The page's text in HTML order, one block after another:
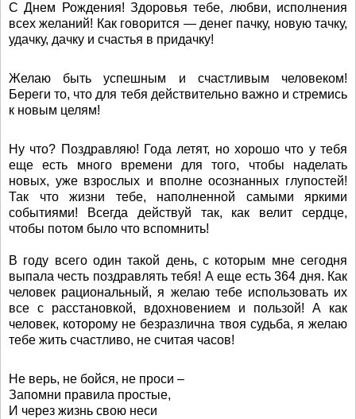
С Днем Рождения! Здоровья тебе, любви, исполнения
всех желаний! Как говорится — денег пачку, новую тачку,
удачку, дачку и счастья в придачку!
Желаю быть успешным и счастливым человеком!
Береги то, что для тебя действительно важно и стремись
к новым целям!
Ну что? Поздравляю! Года летят, но хорошо что у тебя
еще есть много времени для того, чтобы наделать
новых, уже взрослых и вполне осознанных глупостей!
Так что жизни тебе, наполненной самыми яркими
событиями! Всегда действуй так, как велит сердце,
чтобы потом было что вспомнить!
В году всего один такой день, с которым мне сегодня
выпала честь поздравлять тебя! А еще есть 364 дня. Как
человек рациональный, я желаю тебе использовать их
все с расстановкой, вдохновением и пользой! А как
человек, которому не безразлична твоя судьба, я желаю
тебе жить счастливо, не считая часов!
Не верь, не бойся, не проси –
Запомни правила простые,
И через жизнь свою неси